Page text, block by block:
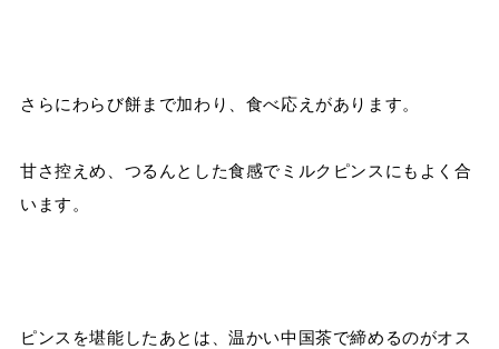
さらにわらび餅まで加わり、食べ応えがあります。
甘さ控えめ、つるんとした食感でミルクピンスにもよく合
います。
ピンスを堪能したあとは、温かい中国茶で締めるのがオス